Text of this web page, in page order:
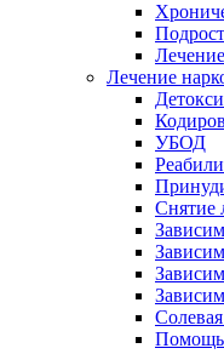
Лечение
УБОД
Снятие
Помощь